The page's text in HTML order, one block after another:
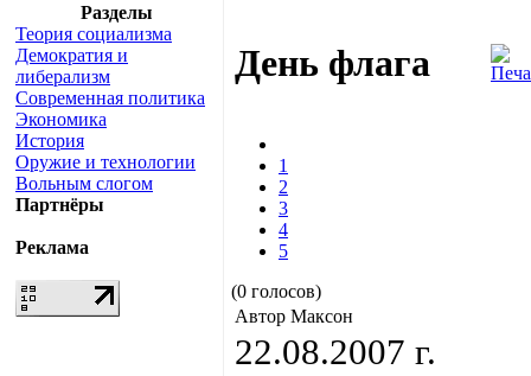
Разделы
Теория социализма
Демократия и
либерализм
Современная политика
Экономика
История
Оружие и технологии
Вольным слогом
Партнёры
Реклама
День флага
1
2
3
4
5
(0 голосов)
Автор Максон
22.08.2007 г.